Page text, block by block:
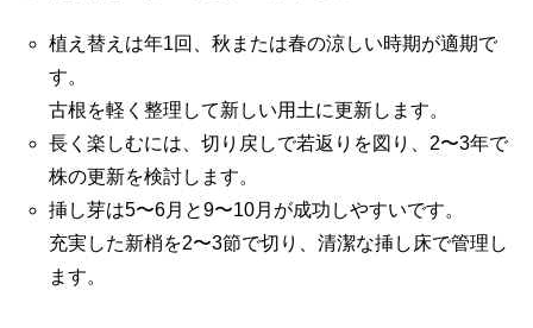
植え替えは年1回、秋または春の涼しい時期が適期で
す。
古根を軽く整理して新しい用土に更新します。
長く楽しむには、切り戻しで若返りを図り、2〜3年で
株の更新を検討します。
挿し芽は5〜6月と9〜10月が成功しやすいです。
充実した新梢を2〜3節で切り、清潔な挿し床で管理し
ます。